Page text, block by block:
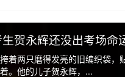
大肉，突然改变饮食结构
，不暴饮暴食，就是最稳
贺永辉还没出考场命
着两只磨得发亮的旧编织袋，
。他的儿子贺永辉，...